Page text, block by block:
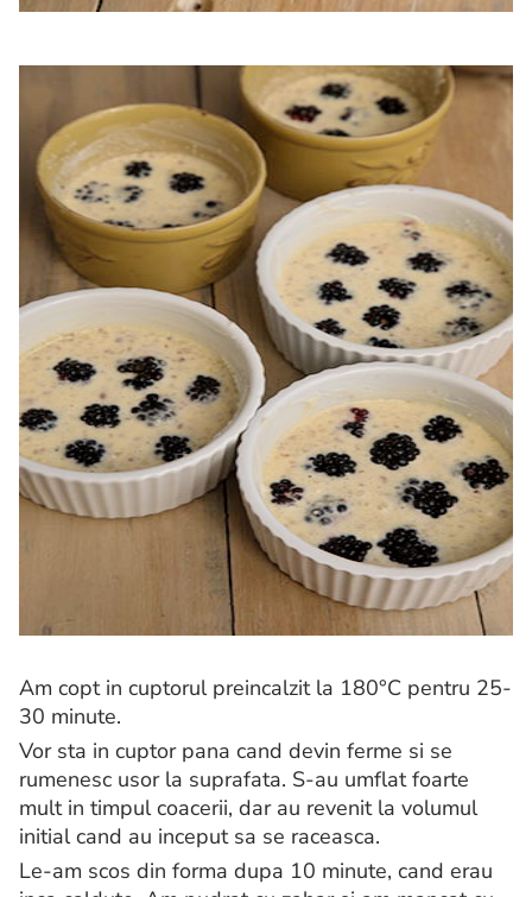
Am copt in cuptorul preincalzit la 180°C pentru 25-
30 minute.
Vor sta in cuptor pana cand devin ferme si se
rumenesc usor la suprafata. S-au umflat foarte
mult in timpul coacerii, dar au revenit la volumul
initial cand au inceput sa se raceasca.
Le-am scos din forma dupa 10 minute, cand erau